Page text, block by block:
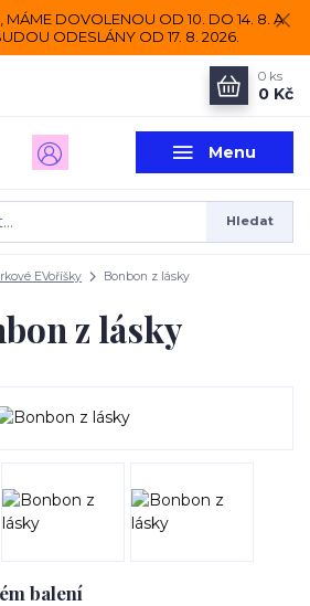
MÁME DOVOLENOU OD 10. DO 14. 8. A
ODESLÁNY OD 17. 8. 2026.
Menu
Hledat
0 ks
0 Kč
EVoříšky Bonbon z lásky
z lásky
balení